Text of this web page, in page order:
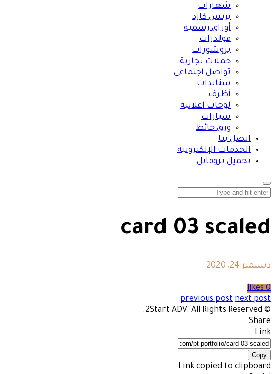
شعارات
بزنس كارد
أوراق رسمية
فولدرات
بروشورات
حملات تجارية
تواصل اجتماعي
ستاندات
أظرف
لوحات اعلانية
سيارات
ورق حائط
اتصل بنا
الخدمات الإلكترونية
تحميل بروفايل
card 03 scaled
ديسمبر 24, 2020
0 likes
previous post next post
© 2Start ADV. All Rights Reserved.
Share:
Link
Copy
Link copied to clipboard